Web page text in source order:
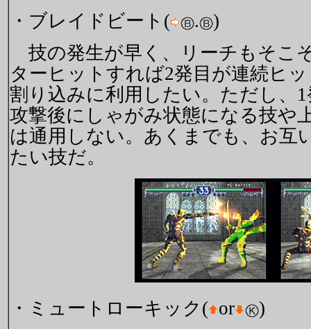
・ブレイドビート(
.
)
技の発生が早く、リーチもそこ
ターヒットすれば2発目が連続ヒ
割り込みに利用したい。ただし、
攻撃後にしゃがみ状態になる技や
は通用しない。あくまでも、お互
たい技だ。
・ミュートローキック( or
)